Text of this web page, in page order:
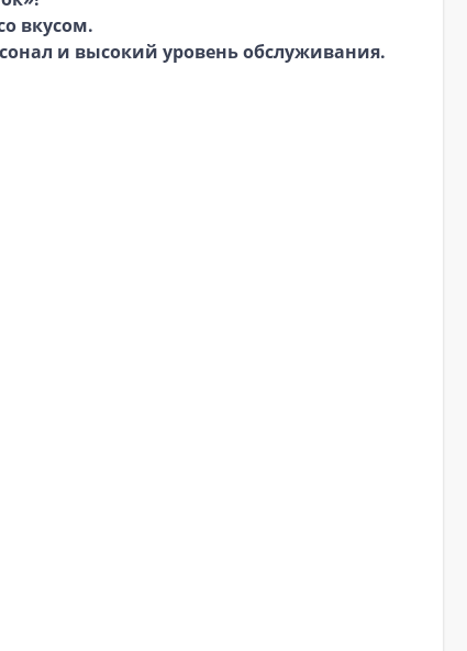
вкусом.
и высокий уровень обслуживания.